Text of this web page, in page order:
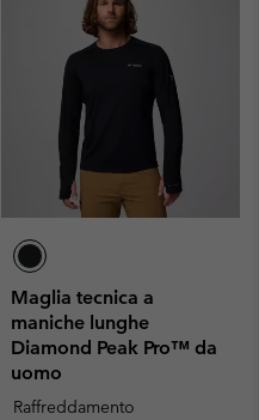
Maglia tecnica a
maniche lunghe
Diamond Peak Pro™ da
uomo
Raffreddamento